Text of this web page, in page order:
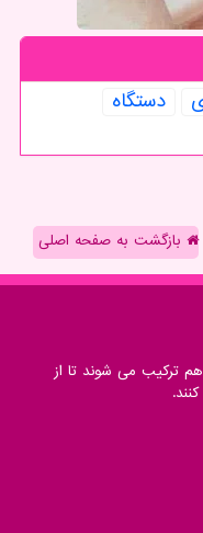
دستگاه
بازگشت به صفحه اصلی
ترکیب می شوند تا از